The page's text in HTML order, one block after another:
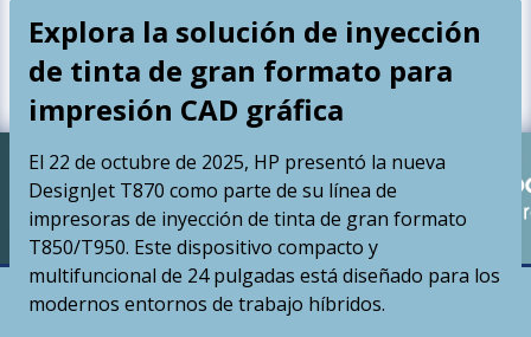
Explora la solución de inyección
de tinta de gran formato para
impresión CAD gráfica
El 22 de octubre de 2025, HP presentó la nueva
DesignJet T870 como parte de su línea de
impresoras de inyección de tinta de gran formato
T850/T950. Este dispositivo compacto y
multifuncional de 24 pulgadas está diseñado para los
modernos entornos de trabajo híbridos.